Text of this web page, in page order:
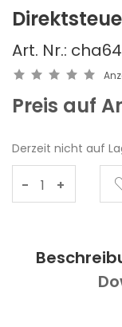
Art. Nr.:
Preis auf
Derzeit nicht auf
- +